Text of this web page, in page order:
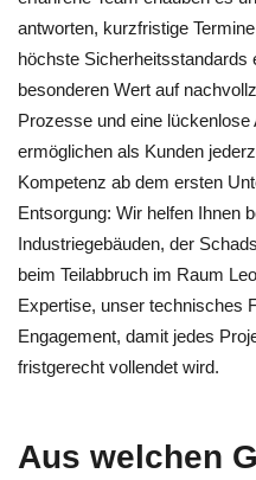
antworten, kurzfristige
höchste Sicherheitsstandards
besonderen Wert auf
Prozesse und eine
ermöglichen als Kunden
Kompetenz ab dem ersten
Entsorgung: Wir helfen Ihnen
Industriegebäuden, der
beim Teilabbruch im Raum
Expertise, unser technisches
Engagement, damit jedes
fristgerecht vollendet wird.
Aus welchen